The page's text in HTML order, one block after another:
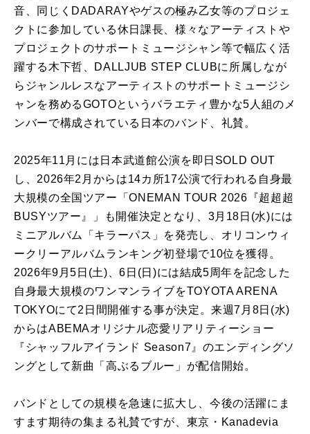
音、同じくDADARAYやゲスの極み乙女等のプロジェ
クトに参加している休日課長、様々なアーティストや
プロジェクトのサポートミュージシャン等で幅広く活
躍する木下哲、DALLJUB STEP CLUBに所属しなが
らジャンルレスなアーティストのサポートミュージシ
ャンを務めるGOTOというバラエティ豊かな5人組のメ
ンバーで構成されている日本のバンド、礼賛。
2025年11月には日本武道館公演を即日SOLD OUT
し、2026年2月からは14カ所17公演で行われる自身最
大規模の全国ツアー「ONEMAN TOUR 2026『超超超
BUSYツアー』」も開催決定となり、3月18日(水)には
ミニアルバム「キラーパス」を発売し、オリコンウィ
ークリーアルバムランキング初登場で10位を獲得。
2026年9月5日(土)、6日(日)には結成5周年を記念した
自身最大規模のワンマンライブをTOYOTA ARENA
TOKYOにて2日間開催する事が決定。来週7月8日(水)
からはABEMAオリジナル恋愛リアリティーショー
『シャッフルアイランド Season7』のエンディングソ
ングとして新曲「高ぶるブルー」が配信開始。
バンドとしての規模を急速に拡大し、今後の活躍にま
すます期待の集まる礼賛ですが、東京・Kanadevia